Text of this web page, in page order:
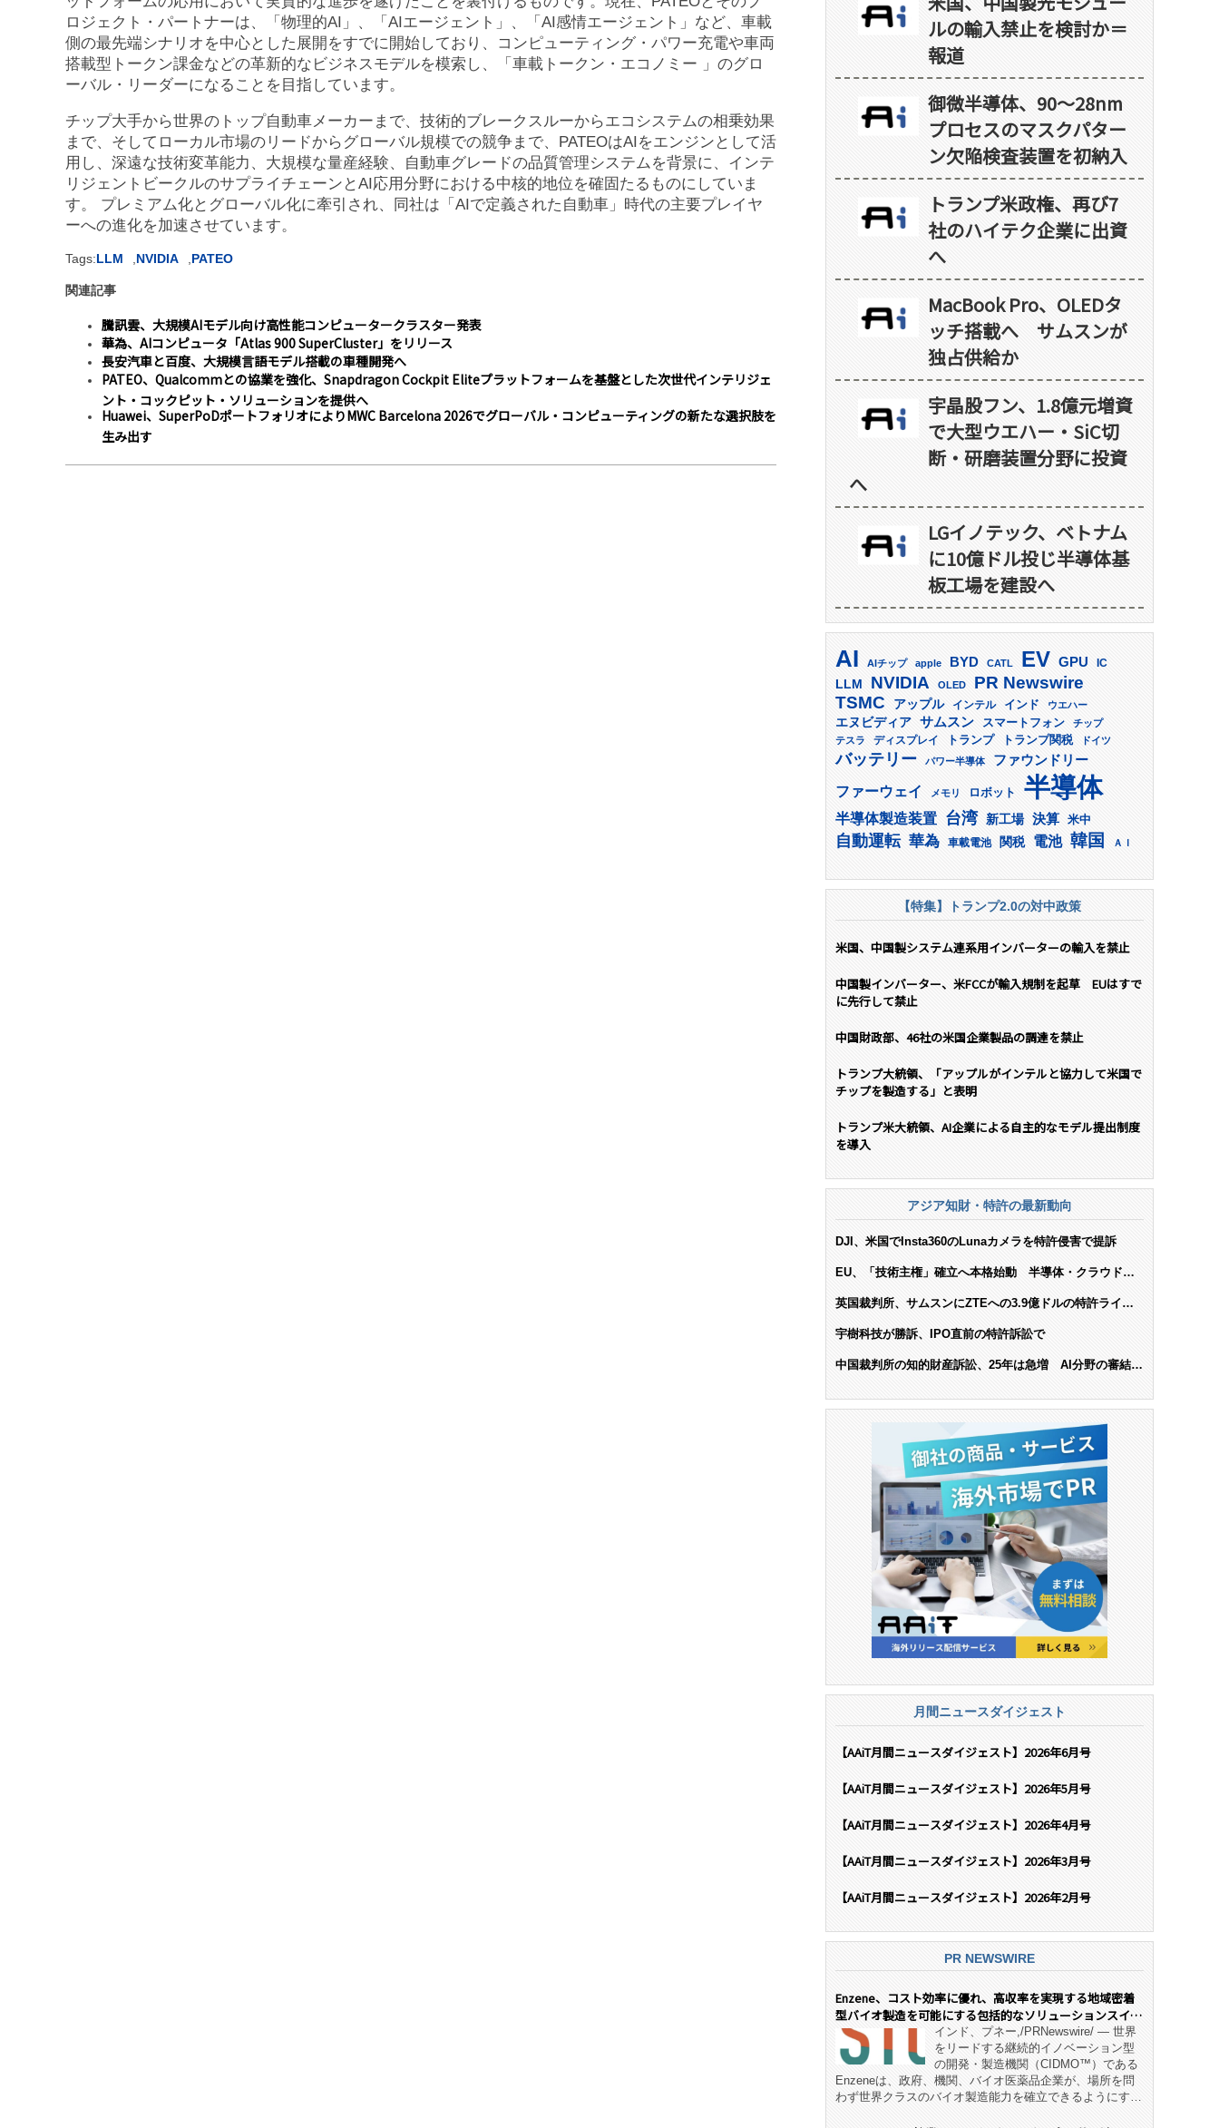
ロジェクト・パートナーは、「物理的AI」、「AIエージェント」、「AI感情エージェント」など、車載
側の最先端シナリオを中心とした展開をすでに開始しており、コンピューティング・パワー充電や車両
搭載型トークン課金などの革新的なビジネスモデルを模索し、「車載トークン・エコノミー 」のグロ
ーバル・リーダーになることを目指しています。
チップ大手から世界のトップ自動車メーカーまで、技術的ブレークスルーからエコシステムの相乗効果
まで、そしてローカル市場のリードからグローバル規模での競争まで、PATEOはAIをエンジンとして活
用し、深遠な技術変革能力、大規模な量産経験、自動車グレードの品質管理システムを背景に、インテ
リジェントビークルのサプライチェーンとAI応用分野における中核的地位を確固たるものにしていま
す。 プレミアム化とグローバル化に牽引され、同社は「AIで定義された自動車」時代の主要プレイヤ
ーへの進化を加速させています。
Tags:LLM NVIDIA PATEO
関連記事
騰訊雲、大規模AIモデル向け高性能コンピュータークラスター発表
華為、AIコンピュータ「Atlas 900 SuperCluster」をリリース
長安汽車と百度、大規模言語モデル搭載の車種開発へ
PATEO、Qualcommとの協業を強化、Snapdragon Cockpit Eliteプラットフォームを基盤とした次世代インテリジェ
ント・コックピット・ソリューションを提供へ
Huawei、SuperPoDポートフォリオによりMWC Barcelona 2026でグローバル・コンピューティングの新たな選択肢を
生み出す
ルの輸入禁止を検討か＝
報道
御微半導体、90～28nm
プロセスのマスクパター
ン欠陥検査装置を初納入
トランプ米政権、再び7
社のハイテク企業に出資
へ
MacBook Pro、OLEDタ
ッチ搭載へ サムスンが
独占供給か
宇晶股フン、1.8億元増資
で大型ウエハー・SiC切
断・研磨装置分野に投資
へ
LGイノテック、ベトナム
に10億ドル投じ半導体基
板工場を建設へ
AI AIチップ apple BYD CATL EV GPU IC
LLM NVIDIA OLED PR Newswire
TSMC アップル インテル インド ウエハー
エヌビディア サムスン スマートフォン
チップ
テスラ
ディスプレイ トランプ トランプ関税 ドイツ
バッテリー パワー半導体 ファウンドリー
ファーウェイ メモリ ロボット 半導体
半導体製造装置 台湾 新工場 決算 米中
自動運転 華為 車載電池 関税 電池 韓国 ＡＩ
【特集】トランプ2.0の対中政策
米国、中国製システム連系用インバーターの輸入を禁止
中国製インバーター、米FCCが輸入規制を起草 EUはすで
に先行して禁止
中国財政部、46社の米国企業製品の調達を禁止
トランプ大統領、「アップルがインテルと協力して米国で
チップを製造する」と表明
トランプ米大統領、AI企業による自主的なモデル提出制度
を導入
アジア知財・特許の最新動向
DJI、米国でInsta360のLunaカメラを特許侵害で提訴
EU、「技術主権」確立へ本格始動 半導体・クラウド・
英国裁判所、サムスンにZTEへの3.9億ドルの特許ライセ
宇樹科技が勝訴、IPO直前の特許訴訟で
中国裁判所の知的財産訴訟、25年は急増 AI分野の審結件
月間ニュースダイジェスト
【AAiT月間ニュースダイジェスト】2026年6月号
【AAiT月間ニュースダイジェスト】2026年5月号
【AAiT月間ニュースダイジェスト】2026年4月号
【AAiT月間ニュースダイジェスト】2026年3月号
【AAiT月間ニュースダイジェスト】2026年2月号
PR NEWSWIRE
Enzene、コスト効率に優れ、高収率を実現する地域密着
型バイオ製造を可能にする包括的なソリューションスイー
ト「NeX™」 をリリースインド、プネー,/PRNewswire/ — 世界
をリードする継続的イノベーション型
の開発・製造機関（CIDMO™）である
Enzeneは、政府、機関、バイオ医薬品企業が、場所を問
わず世界クラスのバイオ製造能力を確立できるようにす